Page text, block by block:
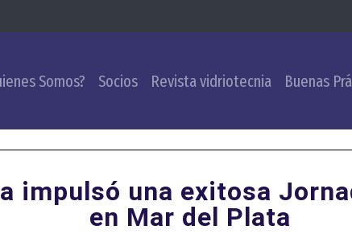
Somos? Socios Revista vidriotecnia Buenas
impulsó una exitosa
en Mar del Plata